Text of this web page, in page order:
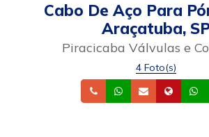
Cabo De Aço Para
Araçatuba,
Piracicaba Válvulas e
4 Foto(s)
TelefoneWhatsapp
Email Site